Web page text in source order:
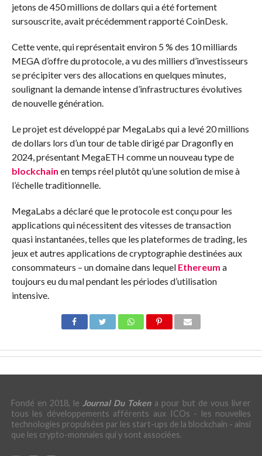
jetons de 450 millions de dollars qui a été fortement
sursouscrite, avait précédemment rapporté CoinDesk.
Cette vente, qui représentait environ 5 % des 10 milliards
MEGA d’offre du protocole, a vu des milliers d’investisseurs
se précipiter vers des allocations en quelques minutes,
soulignant la demande intense d’infrastructures évolutives
de nouvelle génération.‌‌
Le projet est développé par MegaLabs qui a levé 20 millions
de dollars lors d’un tour de table dirigé par Dragonfly en
2024, présentant MegaETH comme un nouveau type de
blockchain en temps réel plutôt qu’une solution de mise à
l’échelle traditionnelle.
MegaLabs a déclaré que le protocole est conçu pour les
applications qui nécessitent des vitesses de transaction
quasi instantanées, telles que les plateformes de trading, les
jeux et autres applications de cryptographie destinées aux
consommateurs – un domaine dans lequel Ethereum a
toujours eu du mal pendant les périodes d’utilisation
intensive.
Fondé en 2018, le Journal Du Tokena pour but de vous livrer
tous les développements afférents aux ICOs - les nouvelles
technologies propulsées par les start-ups de la blockchain - ainsi
que les crypto-monnaies qui y sont associées.